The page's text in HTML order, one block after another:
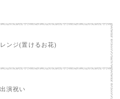
ンジ(置けるお花)
演祝い